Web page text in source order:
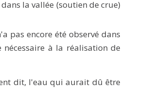
la vallée (soutien de crue)
pas encore été observé dans
à la réalisation de
dit, l'eau qui aurait dû être